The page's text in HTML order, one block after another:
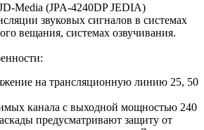
Media (JPA-4240DP JEDIA)
звуковых сигналов в системах
вещания, системах озвучивания.
на трансляционную линию 25, 50
канала с выходной мощностью 240
предусматривают защиту от